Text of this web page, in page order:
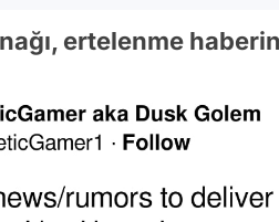
ertelenme